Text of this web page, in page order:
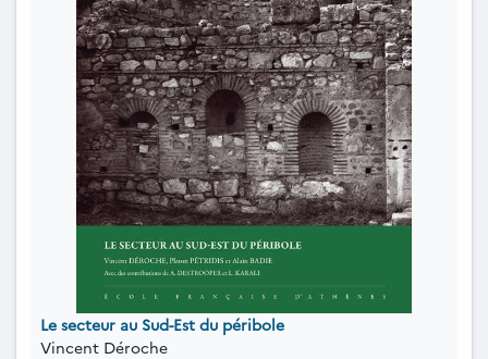
Le secteur au Sud-Est du péribole
Vincent Déroche